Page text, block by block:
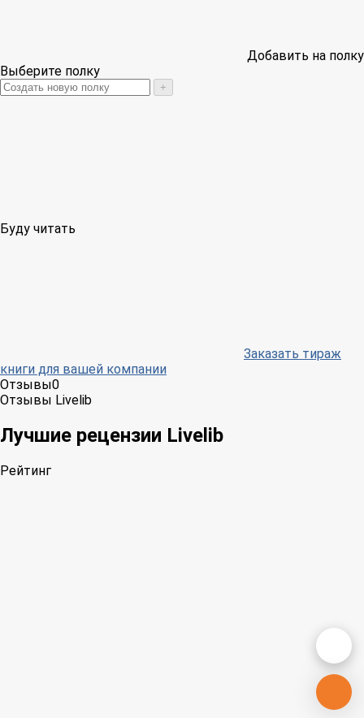
Добавить на полку
Выберите полку
+
Буду читать
Заказать тираж
книги для вашей компании
Отзывы0
Отзывы Livelib
Лучшие рецензии Livelib
Рейтинг